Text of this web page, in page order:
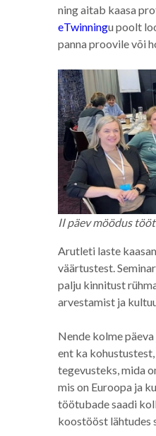
ning aitab kaasa
eTwinningu poolt
panna proovile või
II päev möödus
Arutleti laste
väärtustest.
palju kinnitust
arvestamist ja
Nende kolme
ent ka
tegevusteks, mida
mis on Euroopa ja
töötubade saadi
koostööst lähtudes